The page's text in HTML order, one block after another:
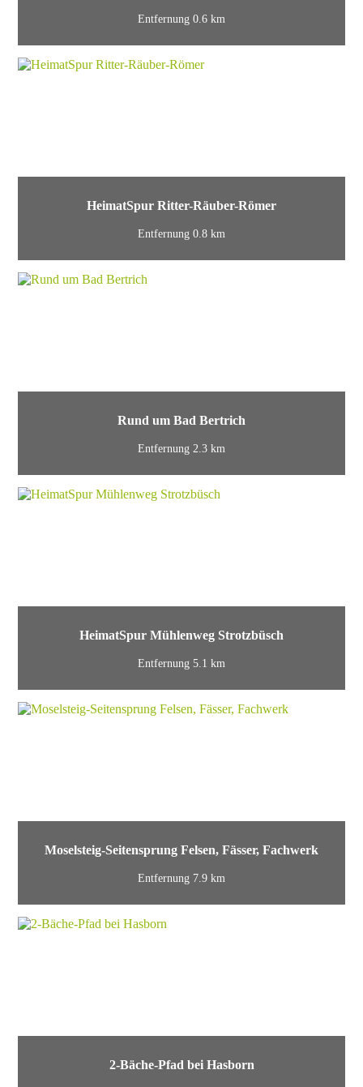
Entfernung 0.6 km
HeimatSpur Ritter-Räuber-Römer
Entfernung 0.8 km
Rund um Bad Bertrich
Entfernung 2.3 km
HeimatSpur Mühlenweg Strotzbüsch
Entfernung 5.1 km
Moselsteig-Seitensprung Felsen, Fässer, Fachwerk
Entfernung 7.9 km
2-Bäche-Pfad bei Hasborn